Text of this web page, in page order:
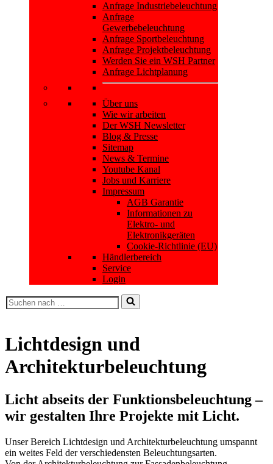
Anfrage Industriebeleuchtung
Anfrage
Gewerbebeleuchtung
Anfrage Sportbeleuchtung
Anfrage Projektbeleuchtung
Werden Sie ein WSH Partner
Anfrage Lichtplanung
Über uns
Wie wir arbeiten
Der WSH Newsletter
Blog & Presse
Sitemap
News & Termine
Youtube Kanal
Jobs und Karriere
Impressum
AGB Garantie
Informationen zu
Elektro- und
Elektronikgeräten
Cookie-Richtlinie (EU)
Händlerbereich
Service
Login
Suchen
nach …
Lichtdesign und
Architekturbeleuchtung
Licht abseits der Funktionsbeleuchtung –
wir gestalten Ihre Projekte mit Licht.
Unser Bereich Lichtdesign und Architekturbeleuchtung umspannt
ein weites Feld der verschiedensten Beleuchtungsarten.